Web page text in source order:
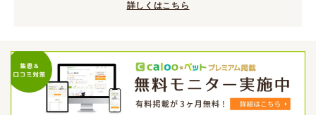
詳しくはこちら